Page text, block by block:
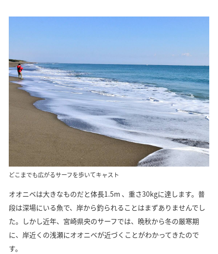
どこまでも広がるサーフを歩いてキャスト
オオニベは大きなものだと体長1.5m 、重さ30kgに達します。普
段は深場にいる魚で、岸から釣られることはまずありませんでし
た。しかし近年、宮崎県央のサーフでは、晩秋から冬の厳寒期
に、岸近くの浅瀬にオオニベが近づくことがわかってきたので
す。